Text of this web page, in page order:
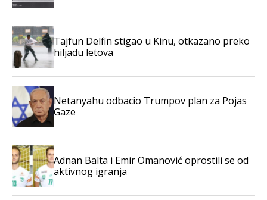
Tajfun Delfin stigao u Kinu, otkazano preko
hiljadu letova
Netanyahu odbacio Trumpov plan za Pojas
Gaze
Adnan Balta i Emir Omanović oprostili se od
aktivnog igranja